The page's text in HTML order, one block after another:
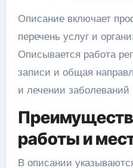
Описание включает
перечень услуг и
Описывается работа
записи и общая
и лечении заболеваний
работы и
В описании